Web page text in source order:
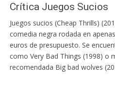
Crítica Juegos Sucios
Juegos sucios (Cheap Thrills)
comedia negra rodada en
euros de presupuesto. Se
como Very Bad Things (1998) o
recomendada Big bad wolves